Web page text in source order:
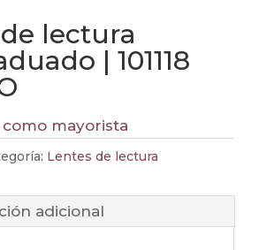
lectura
| 101118
mayorista
Lentes de lectura
adicional